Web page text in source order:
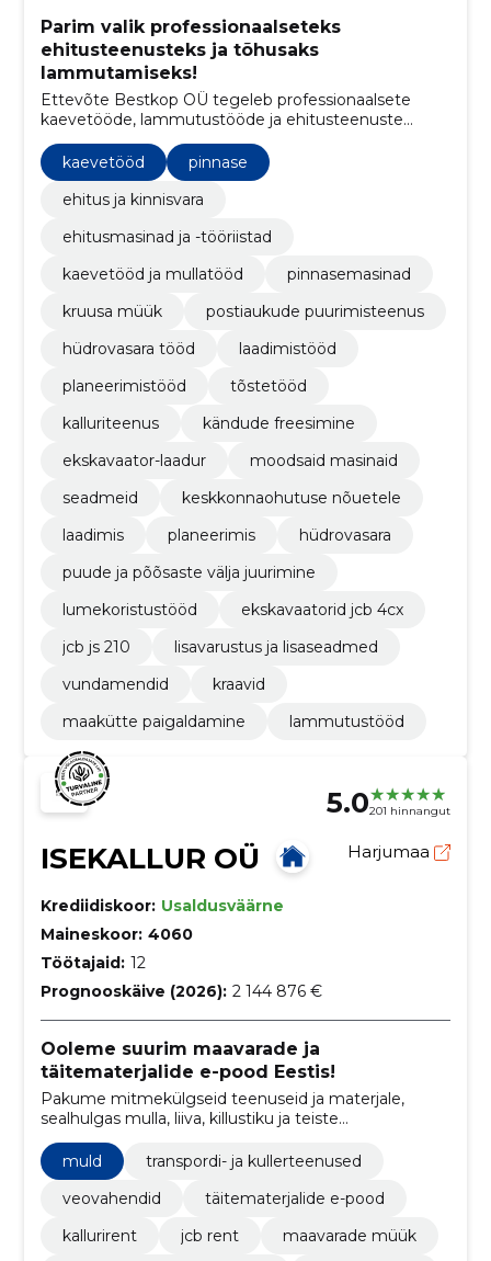
Parim valik professionaalseteks
ehitusteenusteks ja tõhusaks
lammutamiseks!
Ettevõte Bestkop OÜ tegeleb professionaalsete
kaevetööde, lammutustööde ja ehitusteenuste
pakkumisega
kaevetööd
pinnase
ehitus ja kinnisvara
ehitusmasinad ja -tööriistad
kaevetööd ja mullatööd
pinnasemasinad
kruusa müük
postiaukude puurimisteenus
hüdrovasara tööd
laadimistööd
planeerimistööd
tõstetööd
kalluriteenus
kändude freesimine
ekskavaator-laadur
moodsaid masinaid
seadmeid
keskkonnaohutuse nõuetele
laadimis
planeerimis
hüdrovasara
puude ja põõsaste välja juurimine
lumekoristustööd
ekskavaatorid jcb 4cx
jcb js 210
lisavarustus ja lisaseadmed
vundamendid
kraavid
maakütte paigaldamine
lammutustööd
5.0201 hinnangut
ISEKALLUR OÜ Harjumaa
Krediidiskoor: Usaldusväärne
Maineskoor: 4060
Töötajaid: 12
Prognooskäive (2026): 2 144 876 €
Ooleme suurim maavarade ja
täitematerjalide e-pood Eestis!
Pakume mitmekülgseid teenuseid ja materjale,
sealhulgas mulla, liiva, killustiku ja teiste
ehitusmaterjalide müük, äraveoteenus ning masinate
rent ehitus- ja maastikuprojektide jaoks. Toome
materjali erakliendi koduhoovist - Rail Baltica
ehituseni.
muld
transpordi- ja kullerteenused
veovahendid
täitematerjalide e-pood
kallurirent
jcb rent
maavarade müük